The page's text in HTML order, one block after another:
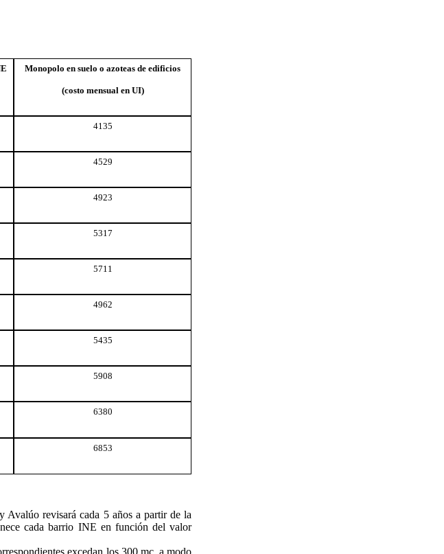
Monopolo en suelo o azoteas de edificios
(costo mensual en UI)
4135
4529
4923
5317
5711
4962
5435
5908
6380
6853
Avalúo revisará cada 5 años a partir de la
cada barrio INE en función del valor
excedan los 300 mc, a modo